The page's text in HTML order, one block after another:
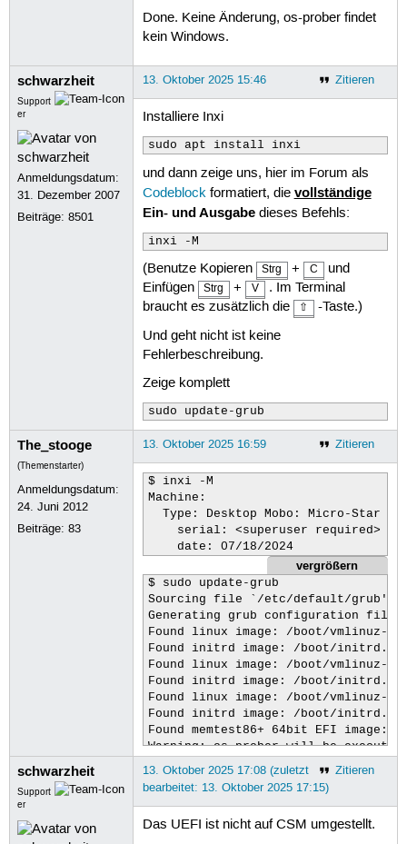
Done. Keine Änderung, os-prober findet
kein Windows.
schwarzheit
Support
er
Anmeldungsdatum:
31. Dezember 2007
Beiträge:8501
Zitieren
13. Oktober 2025 15:46
Installiere Inxi
sudo apt install inxi
und dann zeige uns, hier im Forum als
Codeblockformatiert, die vollständige
Ein- und Ausgabedieses Befehls:
inxi -M
(Benutze Kopieren Strg + C
und
Einfügen
Strg + V
. Im Terminal
braucht es zusätzlich die
⇧
-Taste.)
Und geht nicht ist keine
Fehlerbeschreibung.
Zeige komplett
sudo update-grub
The_stooge
(Themenstarter)
Anmeldungsdatum:
24. Juni 2012
Beiträge:83
Zitieren
13. Oktober 2025 16:59
$ inxi -M
Machine:
Type: Desktop Mobo: Micro-Star
serial: <superuser required>
    date: 07/18/2024
vergrößern
$ sudo update-grub
Sourcing file `/etc/default/grub'
Generating grub configuration file
Found linux image: /boot/vmlinuz-
Found initrd image: /boot/
Found linux image: /boot/vmlinuz-
Found initrd image: /boot/
Found linux image: /boot/vmlinuz-
Found initrd image: /boot/
Found memtest86+ 64bit EFI image:
Warning: os-prober will be
Adding boot menu entry for UEFI
done
schwarzheit
Support
er
Zitieren
13. Oktober 2025 17:08 (zuletzt
bearbeitet: 13. Oktober 2025 17:15)
Das UEFI ist nicht auf CSM umgestellt.